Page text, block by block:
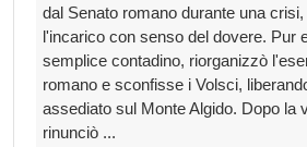
dal Senato romano durante una
l'incarico con senso del dovere. Pur
semplice contadino, riorganizzò
romano e sconfisse i Volsci,
assediato sul Monte Algido. Dopo la
rinunciò ...